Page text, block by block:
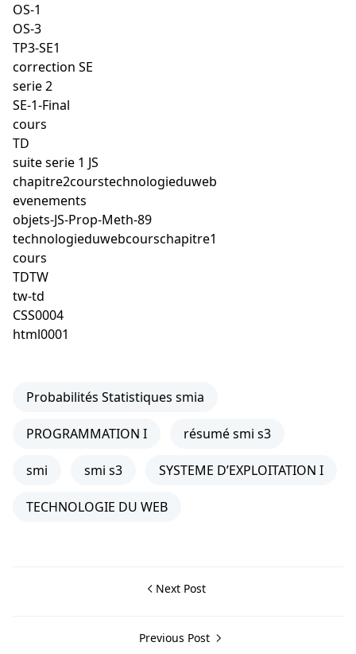
OS-1
OS-3
TP3-SE1
correction SE
serie 2
SE-1-Final
cours
TD
suite serie 1 JS
chapitre2courstechnologieduweb
evenements
objets-JS-Prop-Meth-89
technologieduwebcourschapitre1
cours
TDTW
tw-td
CSS0004
html0001
Probabilités Statistiques smia
PROGRAMMATION I résumé smi s3
smi smi s3 SYSTEME D’EXPLOITATION I
TECHNOLOGIE DU WEB
Next Post
Previous Post